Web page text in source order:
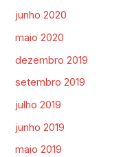
junho 2020
maio 2020
dezembro 2019
setembro 2019
julho 2019
junho 2019
maio 2019